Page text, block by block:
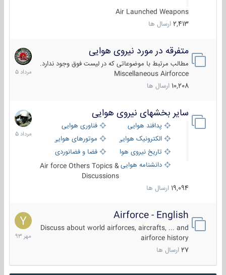
Air Launched Weapons
2,413 ارسال ها
متفرقه در مورد نیروی هوایی
مطالب مرتبط با موضوعاتی که در لیست فوق وجود ندارد.
Miscellaneous Airforcce
10,208 ارسال ها
7
مرداد
1405
سایر بخشهای نیروی هوایی
پدافند هوایی
فناوری هوایی
الکترونیک هوایی
موتورهای هوایی
تاریخ نیروی هوایی
فضا و فضانوردی
دانشنامه هواییAir force Others Topics &
Discussions
19,094 ارسال ها
2
مرداد
1405
Airforce - English
Discuss about world airforces, aircrafts, ... and
airforce history
27 ارسال ها
15
مهر
1393